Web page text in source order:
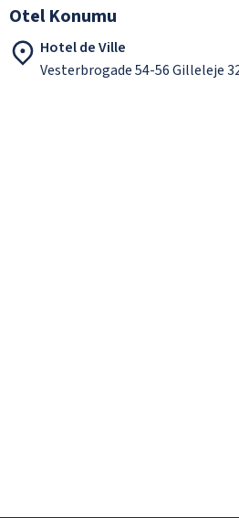
Otel Konumu
Hotel de Ville
Vesterbrogade 54-56 Gilleleje